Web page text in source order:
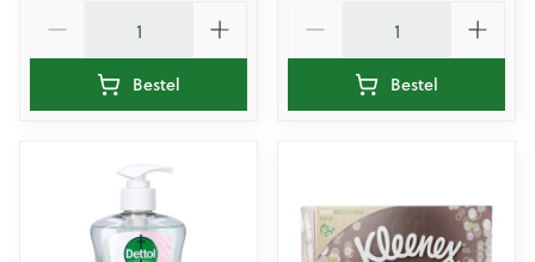
Bestel Bestel